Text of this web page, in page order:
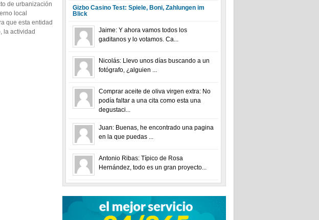
de urbanización
local
que esta entidad
la actividad
Gizbo Casino Test: Spiele, Boni, Zahlungen im
Blick
Jaime: Y ahora vamos todos los
gaditanos y lo votamos. Ca...
Nicolás: Llevo unos días buscando a un
fotógrafo, ¿alguien ...
Comprar aceite de oliva virgen extra: No
podía faltar a una cita como esta una
degustaci...
Juan: Buenas, he encontrado una pagina
en la que puedas ...
Antonio Ribas: Típico de Rosa
Hernández, todo es un gran proyecto...